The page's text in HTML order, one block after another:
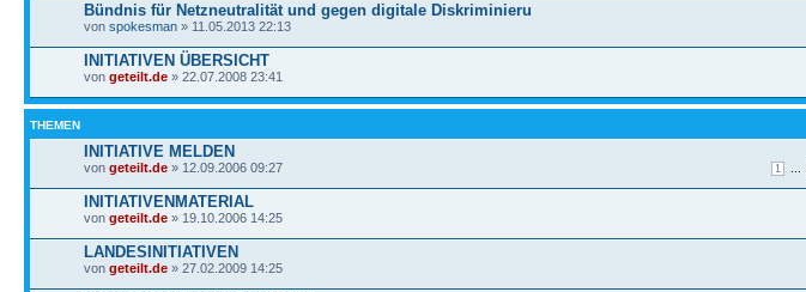
Bündnis für Netzneutralität und gegen digitale Diskriminieru
von spokesman » 11.05.2013 22:13
INITIATIVEN ÜBERSICHT
von geteilt.de » 22.07.2008 23:41
THEMEN
INITIATIVE MELDEN
1
von geteilt.de » 12.09.2006 09:27
INITIATIVENMATERIAL
von geteilt.de » 19.10.2006 14:25
LANDESINITIATIVEN
von geteilt.de » 27.02.2009 14:25